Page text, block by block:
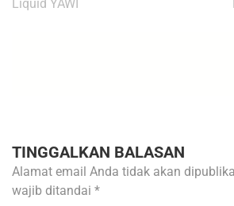
Liquid YAWI
TINGGALKAN BALASAN
Alamat email Anda tidak akan
wajib ditandai *